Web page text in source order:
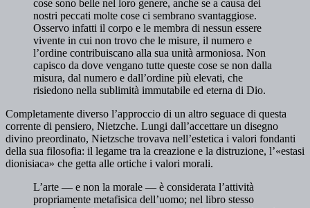
cose sono belle nel loro genere, anche se a causa dei
nostri peccati molte cose ci sembrano svantaggiose.
Osservo infatti il corpo e le membra di nessun essere
vivente in cui non trovo che le misure, il numero e
l’ordine contribuiscano alla sua unità armoniosa. Non
capisco da dove vengano tutte queste cose se non dalla
misura, dal numero e dall’ordine più elevati, che
risiedono nella sublimità immutabile ed eterna di Dio.
Completamente diverso l’approccio di un altro seguace di questa
corrente di pensiero, Nietzche. Lungi dall’accettare un disegno
divino preordinato, Nietzsche trovava nell’estetica i valori fondanti
della sua filosofia: il legame tra la creazione e la distruzione, l’«estasi
dionisiaca» che getta alle ortiche i valori morali.
L’arte — e non la morale — è considerata l’attività
propriamente metafisica dell’uomo; nel libro stesso